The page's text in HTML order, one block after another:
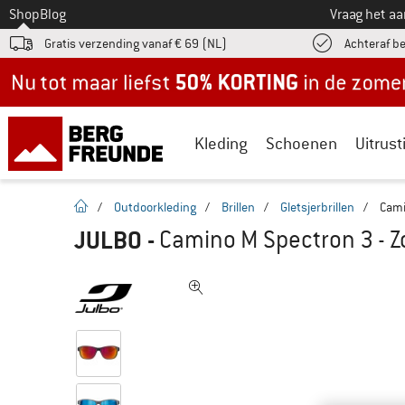
Naar
ShopBlog Vraag het
Gratis verzending vanaf € 69 (NL) Achteraf
Kleding Schoenen
Startpagina
/ Outdoorkleding / Brillen / Gletsjerbrillen /
JULBO - Camino M Spectron 3 -